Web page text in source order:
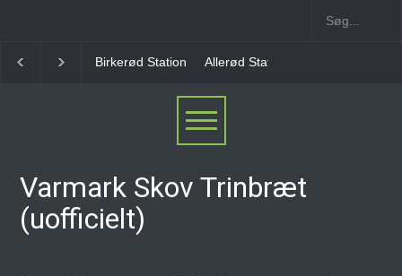
Birkerød Station Allerød Station
Varmark Skov Trinbræt
(uofficielt)